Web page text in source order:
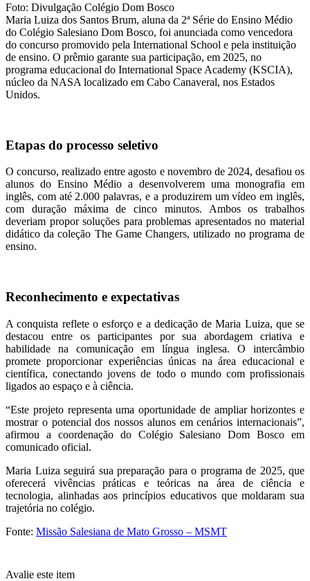
Foto: Divulgação Colégio Dom Bosco
Maria Luiza dos Santos Brum, aluna da 2ª Série do Ensino Médio
do Colégio Salesiano Dom Bosco, foi anunciada como vencedora
do concurso promovido pela International School e pela instituição
de ensino. O prêmio garante sua participação, em 2025, no
programa educacional do International Space Academy (KSCIA),
núcleo da NASA localizado em Cabo Canaveral, nos Estados
Unidos.
Etapas do processo seletivo
O concurso, realizado entre agosto e novembro de 2024, desafiou os
alunos do Ensino Médio a desenvolverem uma monografia em
inglês, com até 2.000 palavras, e a produzirem um vídeo em inglês,
com duração máxima de cinco minutos. Ambos os trabalhos
deveriam propor soluções para problemas apresentados no material
didático da coleção The Game Changers, utilizado no programa de
ensino.
Reconhecimento e expectativas
A conquista reflete o esforço e a dedicação de Maria Luiza, que se
destacou entre os participantes por sua abordagem criativa e
habilidade na comunicação em língua inglesa. O intercâmbio
promete proporcionar experiências únicas na área educacional e
científica, conectando jovens de todo o mundo com profissionais
ligados ao espaço e à ciência.
“Este projeto representa uma oportunidade de ampliar horizontes e
mostrar o potencial dos nossos alunos em cenários internacionais”,
afirmou a coordenação do Colégio Salesiano Dom Bosco em
comunicado oficial.
Maria Luiza seguirá sua preparação para o programa de 2025, que
oferecerá vivências práticas e teóricas na área de ciência e
tecnologia, alinhadas aos princípios educativos que moldaram sua
trajetória no colégio.
Fonte: Missão Salesiana de Mato Grosso – MSMT
Avalie este item